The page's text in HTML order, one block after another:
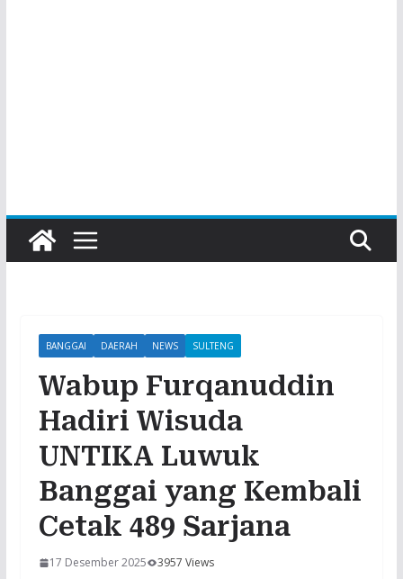
BANGGAI DAERAH NEWS SULTENG
Wabup Furqanuddin
Hadiri Wisuda
UNTIKA Luwuk
Banggai yang Kembali
Cetak 489 Sarjana
17 Desember 2025 3957 Views